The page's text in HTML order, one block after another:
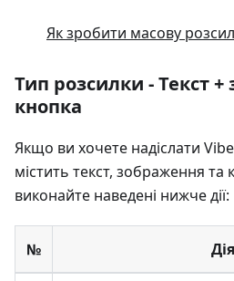
Як зробити масову
Тип розсилки - Текст
кнопка
Якщо ви хочете надіслати
містить текст, зображення
виконайте наведені нижче дії:
№ Дія